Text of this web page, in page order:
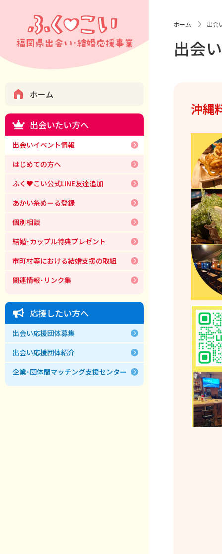
ホーム
出会いたい方へ
出会いイベント情報
はじめての方へ
ふく♥こい公式LINE友達追加
あかい糸めーる登録
個別相談
結婚･カップル特典プレゼント
市町村等における結婚支援の取組
関連情報･リンク集
応援したい方へ
出会い応援団体募集
出会い応援団体紹介
企業･団体間マッチング支援センター
ホーム 出会
出会
沖縄